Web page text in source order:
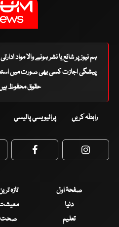
ہم نیوز پر شائع یا نشر ہونے والا مواد
پیشگی اجازت کسی بھی صورت میں
حقوق محفوظ ہیں ©
رابطہ کریں پرائیویسی پالیسی
Facebook
صفحۂ اول تازہ
دنیا
تعلیم
صحت